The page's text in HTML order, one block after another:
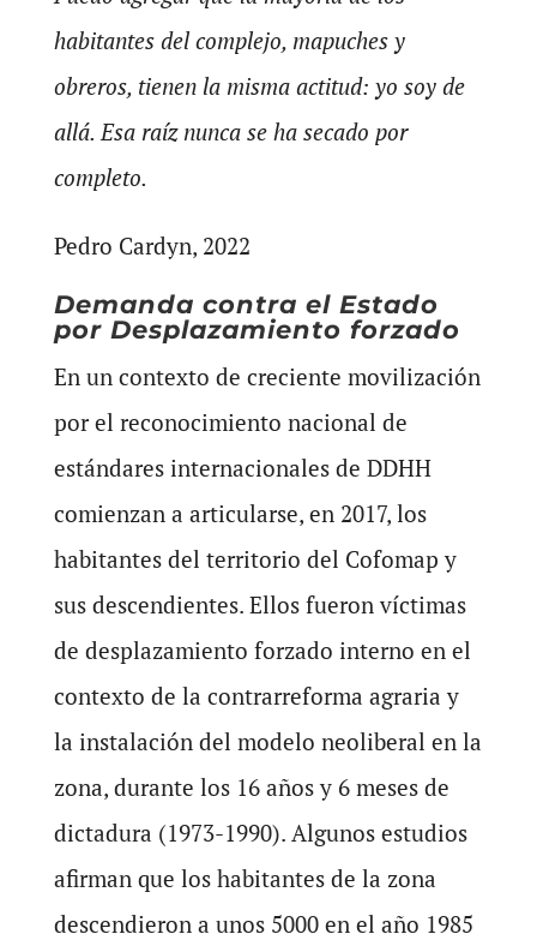
habitantes del complejo, mapuches y
obreros, tienen la misma actitud: yo soy de
allá. Esa raíz nunca se ha secado por
completo.
Pedro Cardyn, 2022
Demanda contra el Estado
por Desplazamiento forzado
En un contexto de creciente movilización
por el reconocimiento nacional de
estándares internacionales de DDHH
comienzan a articularse, en 2017, los
habitantes del territorio del Cofomap y
sus descendientes. Ellos fueron víctimas
de desplazamiento forzado interno en el
contexto de la contrarreforma agraria y
la instalación del modelo neoliberal en la
zona, durante los 16 años y 6 meses de
dictadura (1973-1990). Algunos estudios
afirman que los habitantes de la zona
descendieron a unos 5000 en el año 1985